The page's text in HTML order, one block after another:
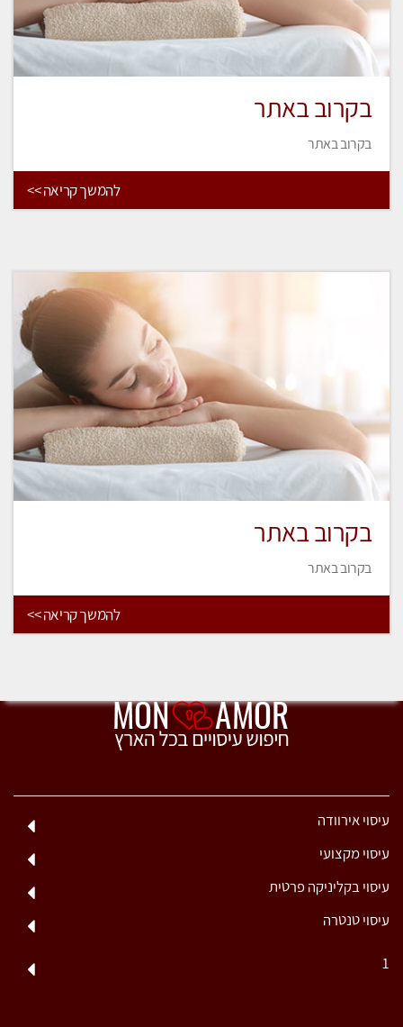
בקרוב באתר
בקרוב באתר
להמשך קריאה >>
בקרוב באתר
בקרוב באתר
להמשך קריאה >>
עיסוי אירוודה
עיסוי מקצועי
עיסוי בקליניקה פרטית
עיסוי טנטרה
1